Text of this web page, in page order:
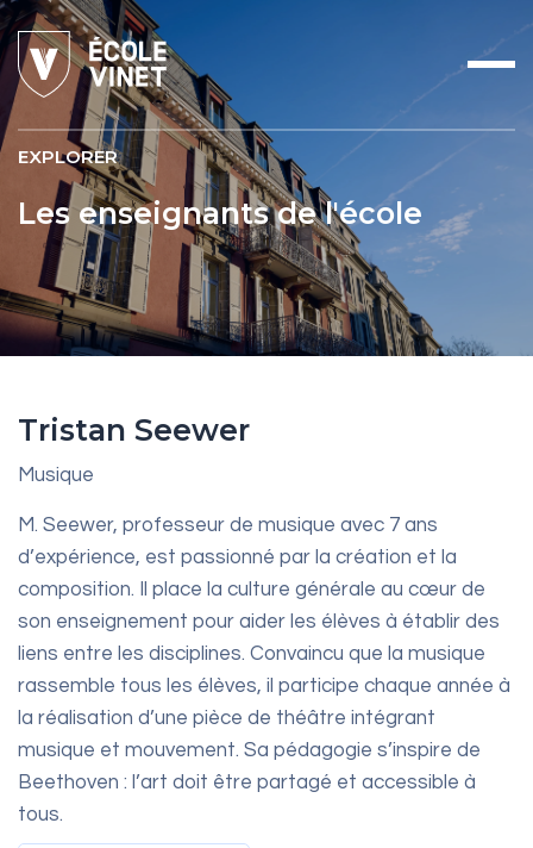
EXPLORER
Les enseignants de l'école
Tristan Seewer
Musique
M. Seewer, professeur de musique avec 7 ans
d’expérience, est passionné par la création et la
composition. Il place la culture générale au cœur de
son enseignement pour aider les élèves à établir des
liens entre les disciplines. Convaincu que la musique
rassemble tous les élèves, il participe chaque année à
la réalisation d’une pièce de théâtre intégrant
musique et mouvement. Sa pédagogie s’inspire de
Beethoven : l’art doit être partagé et accessible à
tous.